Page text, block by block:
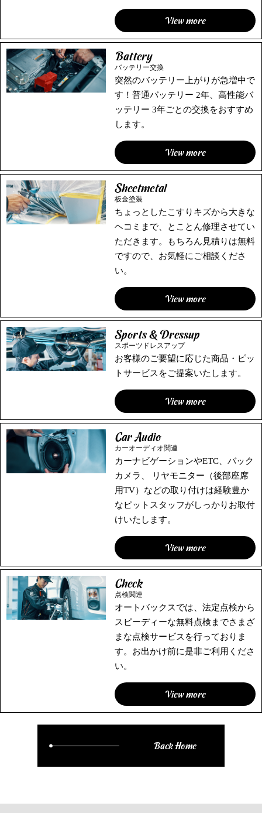
View more
Battery
バッテリー交換
突然のバッテリー上がりが急増中で
す！普通バッテリー 2年、高性能バ
ッテリー 3年ごとの交換をおすすめ
します。
View more
Sheetmetal
板金塗装
ちょっとしたこすりキズから大きな
ヘコミまで、とことん修理させてい
ただきます。もちろん見積りは無料
ですので、お気軽にご相談くださ
い。
View more
Sports & Dressup
スポーツドレスアップ
お客様のご要望に応じた商品・ピッ
トサービスをご提案いたします。
View more
Car Audio
カーオーディオ関連
カーナビゲーションやETC、バック
カメラ、 リヤモニター（後部座席
⽤TV）などの取り付けは経験豊か
なピットスタッフがしっかりお取付
けいたします。
View more
Check
点検関連
オートバックスでは、法定点検から
スピーディーな無料点検までさまざ
まな点検サービスを行っておりま
す。お出かけ前に是非ご利用くださ
い。
View more
Back Home